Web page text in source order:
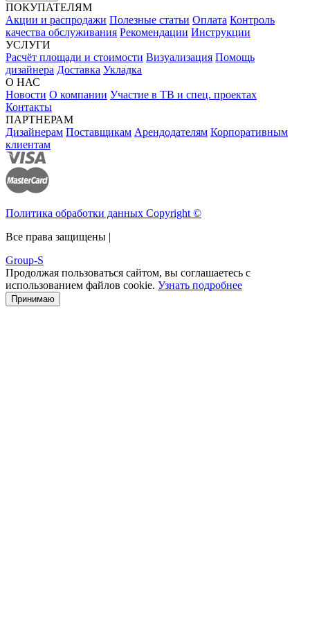
ПОКУПАТЕЛЯМ
Акции и распродажи Полезные статьи Оплата Контроль
качества обслуживания Рекомендации Инструкции
УСЛУГИ
Расчёт площади и стоимости Визуализация Помощь
дизайнера Доставка Укладка
О НАС
Новости О компании Участие в ТВ и спец. проектах
Контакты
ПАРТНЕРАМ
Дизайнерам Поставщикам Арендодателям Корпоративным
клиентам
Политика обработки данных Copyright ©
Все права защищены |
Group-S
Продолжая пользоваться сайтом, вы соглашаетесь с
использованием файлов cookie. Узнать подробнее
Принимаю